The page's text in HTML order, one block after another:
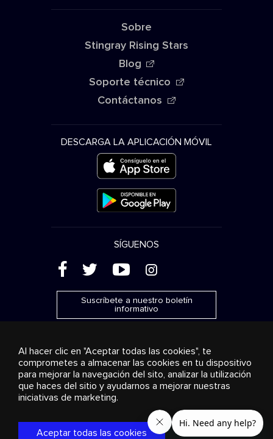
Sobre
Stingray Rising Stars
Blog
Soporte técnico
Contáctanos
DESCARGA LA APLICACIÓN MÓVIL
SÍGUENOS
( ' + &
Suscríbete a nuestro boletín
informativo
Publicidad Transmisión y distribución
Productos de
consumo
Soluciones empresariales Radio
Sobre
nosotros
© 2018-2025 Stingray Group Inc. Todos los derechos
reservados. STINGRAY®, STINGRAY® MUSIC y otras marcas y
Al hacer clic en "Aceptar todas las cookies", te
comprometes a almacenar las cookies en tu dispositivo
para mejorar la navegación del sito, analizar la utilización
que haces del sitio y ayudarnos a mejorar nuestras
iniciativas de marketing.
Aceptar todas las cookies